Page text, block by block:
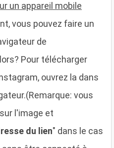
un appareil mobile
vous pouvez faire un
de
Pour télécharger
ouvrez la dans
vous
l'image et
du lien" dans le cas